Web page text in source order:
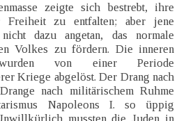
zeigte sich bestrebt, ihre
zu entfalten; aber jene
dazu angetan, das normale
Volkes zu fördern. Die inneren
wurden von einer Periode
Kriege abgelöst. Der Drang nach
nach militärischem Ruhme
Napoleons I. so üppig